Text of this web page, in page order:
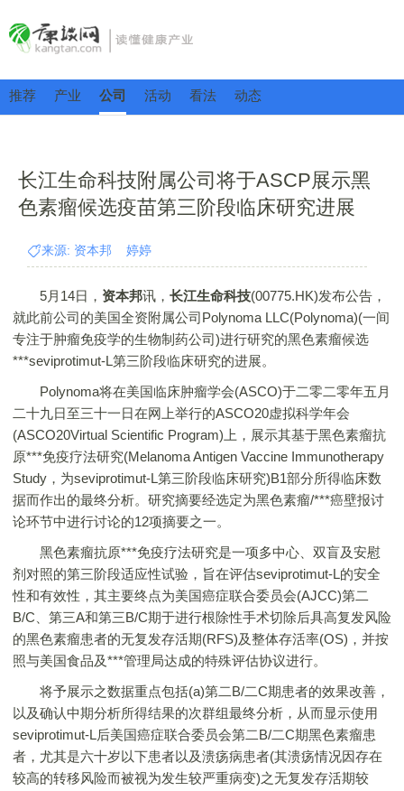
推荐 产业 公司 活动 看法 动态
长江生命科技附属公司将于ASCP展示黑
色素瘤候选疫苗第三阶段临床研究进展
来源: 资本邦 婷婷
5月14日， 资本邦讯， 长江生命科技(00775.HK)发布公告，
就此前公司的美国全资附属公司Polynoma LLC(Polynoma)(一间
专注于肿瘤免疫学的生物制药公司)进行研究的黑色素瘤候选
***seviprotimut-L第三阶段临床研究的进展。
Polynoma将在美国临床肿瘤学会(ASCO)于二零二零年五月
二十九日至三十一日在网上举行的ASCO20虚拟科学年会
(ASCO20Virtual Scientific Program)上，展示其基于黑色素瘤抗
原***免疫疗法研究(Melanoma Antigen Vaccine Immunotherapy
Study，为seviprotimut-L第三阶段临床研究)B1部分所得临床数
据而作出的最终分析。研究摘要经选定为黑色素瘤/***癌壁报讨
论环节中进行讨论的12项摘要之一。
黑色素瘤抗原***免疫疗法研究是一项多中心、双盲及安慰
剂对照的第三阶段适应性试验，旨在评估seviprotimut-L的安全
性和有效性，其主要终点为美国癌症联合委员会(AJCC)第二
B/C、第三A和第三B/C期于进行根除性手术切除后具高复发风险
的黑色素瘤患者的无复发存活期(RFS)及整体存活率(OS)，并按
照与美国食品及***管理局达成的特殊评估协议进行。
将予展示之数据重点包括(a)第二B/二C期患者的效果改善，
以及确认中期分析所得结果的次群组最终分析，从而显示使用
seviprotimut-L后美国癌症联合委员会第二B/二C期黑色素瘤患
者，尤其是六十岁以下患者以及溃疡病患者(其溃疡情况因存在
较高的转移风险而被视为发生较严重病变)之无复发存活期较